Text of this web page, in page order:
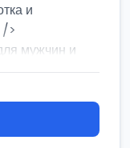
и
/>
мужчин и